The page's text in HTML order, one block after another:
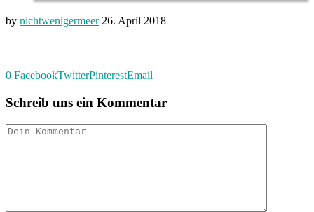
by nichtwenigermeer 26. April 2018
0 FacebookTwitterPinterestEmail
Schreib uns ein Kommentar